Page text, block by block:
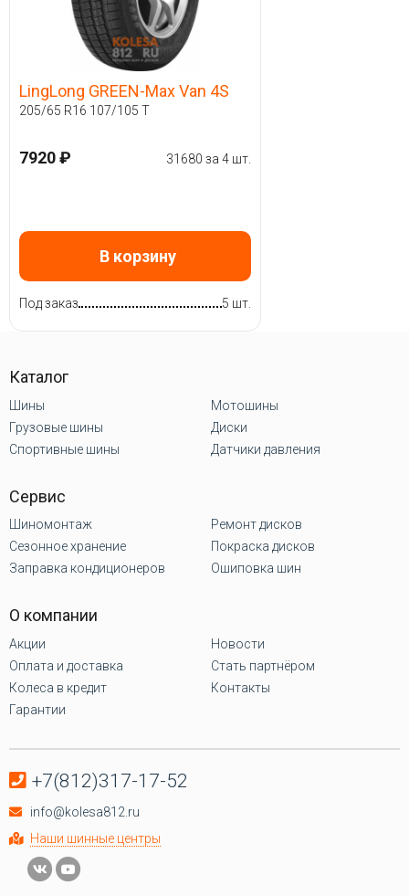
LingLong GREEN-Max Van 4S
205/65 R16 107/105 T
7920 ₽ 31680 за 4 шт.
В корзину
Под заказ 5 шт.
Каталог
Шины
Грузовые шины
Спортивные шины
Мотошины
Диски
Датчики давления
Сервис
Шиномонтаж
Сезонное хранение
Заправка кондиционеров
Ремонт дисков
Покраска дисков
Ошиповка шин
О компании
Акции
Оплата и доставка
Колеса в кредит
Гарантии
Новости
Стать партнёром
Контакты
+7(812)317-17-52
info@kolesa812.ru
Наши шинные центры